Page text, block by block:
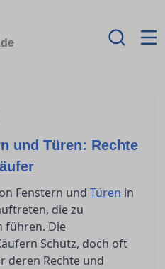
und Türen: Rechte
Fenstern und Türen in
die zu
führen. Die
Schutz, doch oft
deren Rechte und